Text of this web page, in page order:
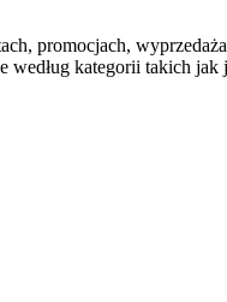
promocjach,
kategorii takich